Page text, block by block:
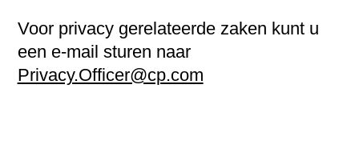
Voor privacy gerelateerde zaken kunt u
een e-mail sturen naar
Privacy.Officer@cp.com